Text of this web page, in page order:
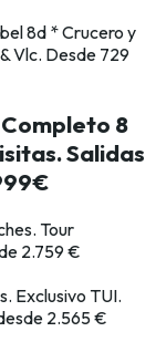
8d * Crucero y
Vlc. Desde 729
8
Salidas
Tour
2.759 €
Exclusivo TUI.
2.565 €